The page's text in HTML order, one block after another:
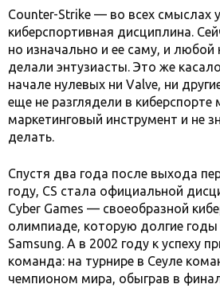
Counter-Strike — во всех смыслах
киберспортивная дисциплина.
но изначально и ее саму, и любой
делали энтузиасты. Это же
начале нулевых ни Valve, ни
еще не разглядели в
маркетинговый инструмент и не
делать.
Спустя два года после выхода
году, CS стала официальной
Cyber Games — своеобразной
олимпиаде, которую долгие годы
Samsung. А в 2002 году к успеху
команда: на турнире в Сеуле
чемпионом мира, обыграв в